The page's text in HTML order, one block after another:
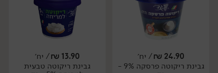
יח׳ יח׳
24.90
₪/ יח׳
גבינת ריקוטה פרסקה 9% -
13.90
₪/ יח׳
גבינת ריקוטה טבעית